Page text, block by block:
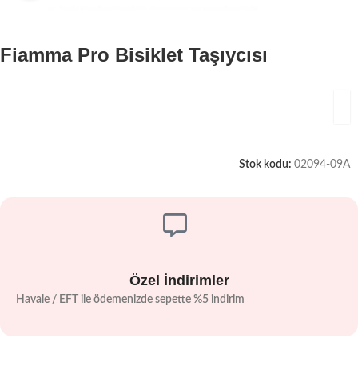
Fiamma Pro Bisiklet Taşıycısı
Stok kodu: 02094-09A
Özel İndirimler
Havale / EFT ile ödemenizde sepette %5 indirim